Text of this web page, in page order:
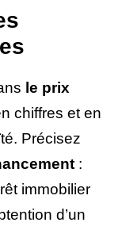
le prix
chiffres et en
Précisez
:
immobilier
d’un